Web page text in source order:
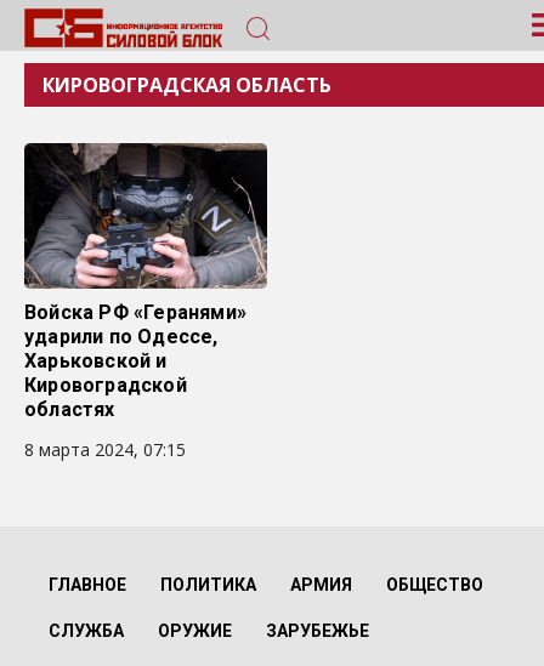
КИРОВОГРАДСКАЯ ОБЛАСТЬ
Войска РФ «Геранями»
ударили по Одессе,
Харьковской и
Кировоградской
областях
8 марта 2024, 07:15
ГЛАВНОЕ ПОЛИТИКА АРМИЯ ОБЩЕСТВО
СЛУЖБА ОРУЖИЕ ЗАРУБЕЖЬЕ